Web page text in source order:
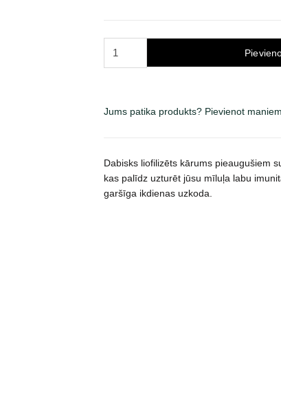
šaltyje
šunims
40
g
Jums patika produkts? Pievienot
Dabisks liofilizēts kārums pieaugušiem
kas palīdz uzturēt jūsu mīluļa labu
garšīga ikdienas uzkoda.